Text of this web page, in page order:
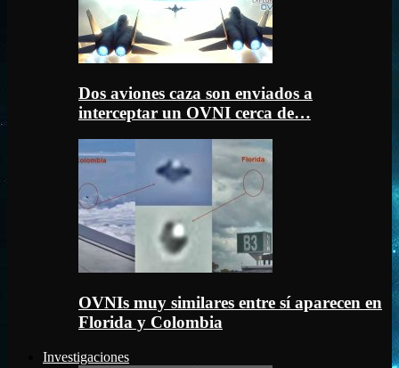
Dos aviones caza son enviados a
interceptar un OVNI cerca de…
OVNIs muy similares entre sí aparecen en
Florida y Colombia
Investigaciones